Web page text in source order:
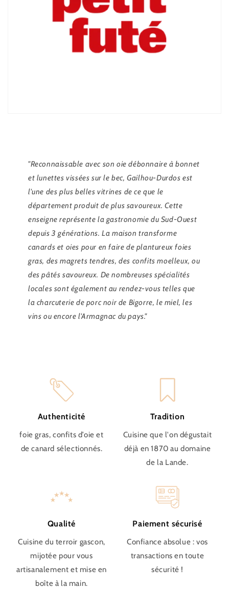
"Reconnaissable avec son oie débonnaire à bonnet
et lunettes vissées sur le bec, Gailhou-Durdos est
l'une des plus belles vitrines de ce que le
département produit de plus savoureux. Cette
enseigne représente la gastronomie du Sud-Ouest
depuis 3 générations. La maison transforme
canards et oies pour en faire de plantureux foies
gras, des magrets tendres, des confits moelleux, ou
des pâtés savoureux. De nombreuses spécialités
locales sont également au rendez-vous telles que
la charcuterie de porc noir de Bigorre, le miel, les
vins ou encore l'Armagnac du pays."
Authenticité
foie gras, confits d’oie et
de canard sélectionnés.
Tradition
Cuisine que l'on dégustait
déjà en 1870 au domaine
de la Lande.
Qualité
Cuisine du terroir gascon,
mijotée pour vous
artisanalement et mise en
boîte à la main.
Paiement sécurisé
Confiance absolue : vos
transactions en toute
sécurité !